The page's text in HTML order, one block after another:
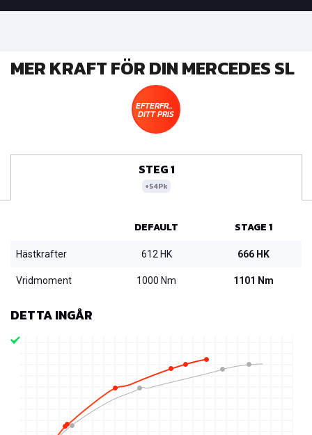
MER KRAFT FÖR DIN MERCEDES SL
EFTERFRÅGA
DITT PRIS
STEG 1
+54Pk
DEFAULT STAGE 1
Hästkrafter 612 HK 666 HK
Vridmoment 1000 Nm 1101 Nm
DETTA INGÅR